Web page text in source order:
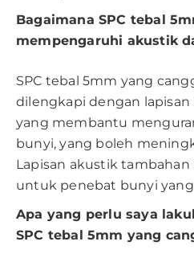
Bagaimana SPC tebal
mempengaruhi akustik
SPC tebal 5mm yang
dilengkapi dengan
yang membantu
bunyi, yang boleh
Lapisan akustik
untuk penebat bunyi
Apa yang perlu saya
SPC tebal 5mm yang